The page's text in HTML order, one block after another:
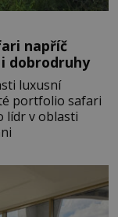
napříč
dobrodruhy
luxusní
portfolio safari
lídr v oblasti